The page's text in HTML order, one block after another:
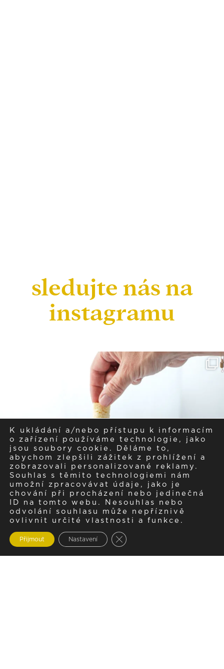
sledujte nás na
instagramu
K ukládání a/nebo přístupu k informacím
o zařízení používáme technologie, jako
jsou soubory cookie. Děláme to,
abychom zlepšili zážitek z prohlížení a
zobrazovali personalizované reklamy.
Souhlas s těmito technologiemi nám
umožní zpracovávat údaje, jako je
chování při procházení nebo jedinečná
ID na tomto webu. Nesouhlas nebo
odvolání souhlasu může nepříznivě
ovlivnit určité vlastnosti a funkce.
Přijmout Nastavení Zavřít cookie lištu GDPR